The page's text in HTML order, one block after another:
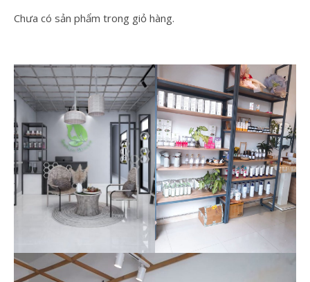
Chưa có sản phẩm trong giỏ hàng.